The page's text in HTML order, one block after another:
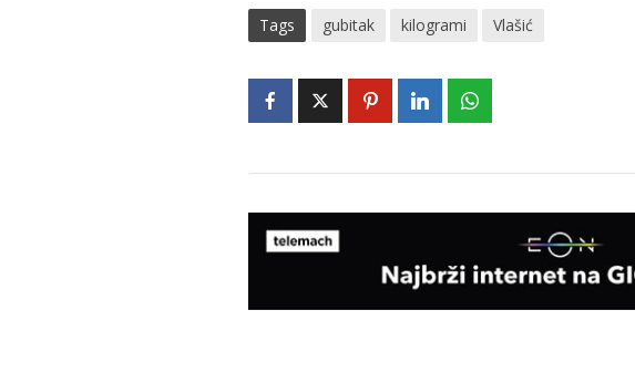
Tags gubitak kilogrami Vlašić